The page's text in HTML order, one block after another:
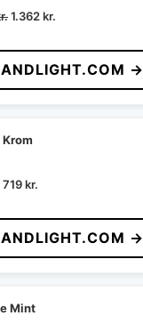
Den
pris
var:
1.999 kr..
1.362kr.
pris
er:
1.362 kr..
ANDLIGHT.COM →
Krom
Den
pris
var:
999 kr..
719kr.
pris
er:
719 kr..
ANDLIGHT.COM →
Mint